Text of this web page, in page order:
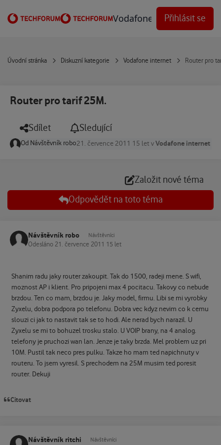
Vodafone Techforum
Přihlásit se
Úvodní stránka Diskuzní kategorie Vodafone internet Router pro
Router pro tarif 25M.
Sdílet Sledující
Od Návštěvník robo21. července 2011 15 let vVodafone internet
Založit nové téma
Odpovědět na toto téma
Návštěvník robo Návštěvníci
Odesláno 21. července 2011 15 let
Shanim radu jaky router zakoupit. Tak do 1500, radeji mene. S wifi,
moznost AP i klient. Pro pripojeni max 4 pocitacu. Takovy co nebude
brzdou. Ten co mam, brzdou je. Jaky model, firmu. Libi se mi vyrobky
Zyxelu, dobra podpora po telefonu. Dobra vec kdyz nevim co k cemu
slouzi ci jak to nastavit tak se to hodi. Ale nerad bych narazil. U
Zyxelu se mi to bohuzel trosku stalo. U VOIP brany, na 4 analog.
telefony je pruchozi wan lan. Jenze je taky brzda. Mel problem uz pri
10M. Pustil tak neco pres pulku. Takze ho mam ted napichnuty v
routeru. To jsem vyresil. S prechodem na 25M musim ted poresit
router. Dekuji
Citovat
Návštěvník ritchi Návštěvníci